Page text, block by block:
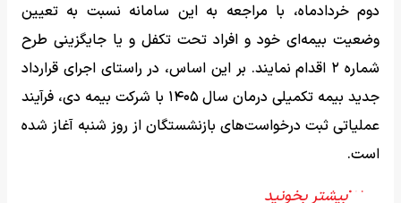
دوم خردادماه، با مراجعه به این سامانه نسبت به تعیین
وضعیت بیمه‌ای خود و افراد تحت تکفل و یا جایگزینی طرح
شماره ۲ اقدام نمایند. بر این اساس، در راستای اجرای قرارداد
جدید بیمه تکمیلی درمان سال ۱۴۰۵ با شرکت بیمه دی، فرآیند
عملیاتی ثبت درخواست‌های بازنشستگان از روز شنبه آغاز شده
است.